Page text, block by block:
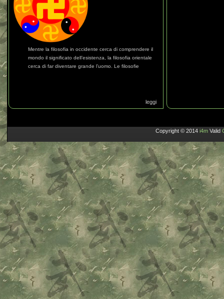
leggi
Mentre la filosofia in occidente cerca di comprendere il
mondo il significato dell’esistenza, la filosofia orientale
cerca di far diventare grande l’uomo. Le filosofie
Copyright © 2014 i4m Valid